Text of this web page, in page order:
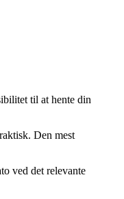
til at hente din
Den mest
ved det relevante